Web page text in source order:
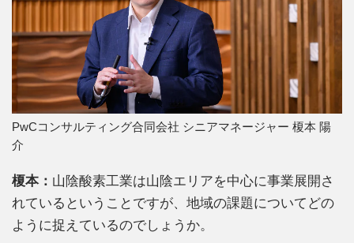
PwCコンサルティング合同会社 シニアマネージャー 榎本 陽
介
榎本： 山陰酸素工業は山陰エリアを中心に事業展開さ
れているということですが、地域の課題についてどの
ように捉えているのでしょうか。